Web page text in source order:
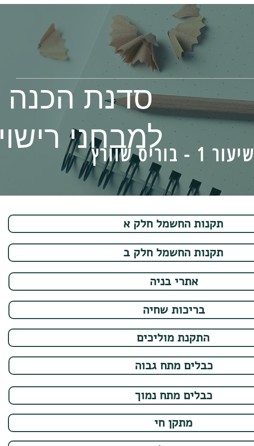
סדנת הכנה
למבחני רישוי
שיעור 1 - בוריס שוורץ
תקנות החשמל חלק א
תקנות החשמל חלק ב
אתרי בניה
בריכות שחיה
התקנת מוליכים
כבלים מתח גבוה
כבלים מתח נמוך
מתקן חי